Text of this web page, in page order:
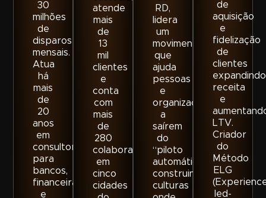
30
milhões
de
disparos
mensais.
Atua
há
mais
de
20
anos
em
consultorias
para
bancos,
financeiras
e
atende
mais
de
13
mil
clientes
e
conta
com
mais
de
280
colaboradores
em
cinco
cidades
RD,
lidera
um
movimento
que
ajuda
pessoas
e
organizações
a
saírem
do
“piloto
automático”,
construindo
culturas
de
aquisição
e
fidelização
de
clientes
expandindo
receita
e
LTV.
Criador
do
Método
ELG
led-